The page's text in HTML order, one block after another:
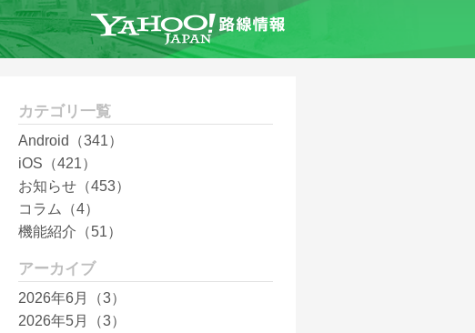
カテゴリ一覧
Android（341）
iOS（421）
お知らせ（453）
コラム（4）
機能紹介（51）
アーカイブ
2026年6月（3）
2026年5月（3）